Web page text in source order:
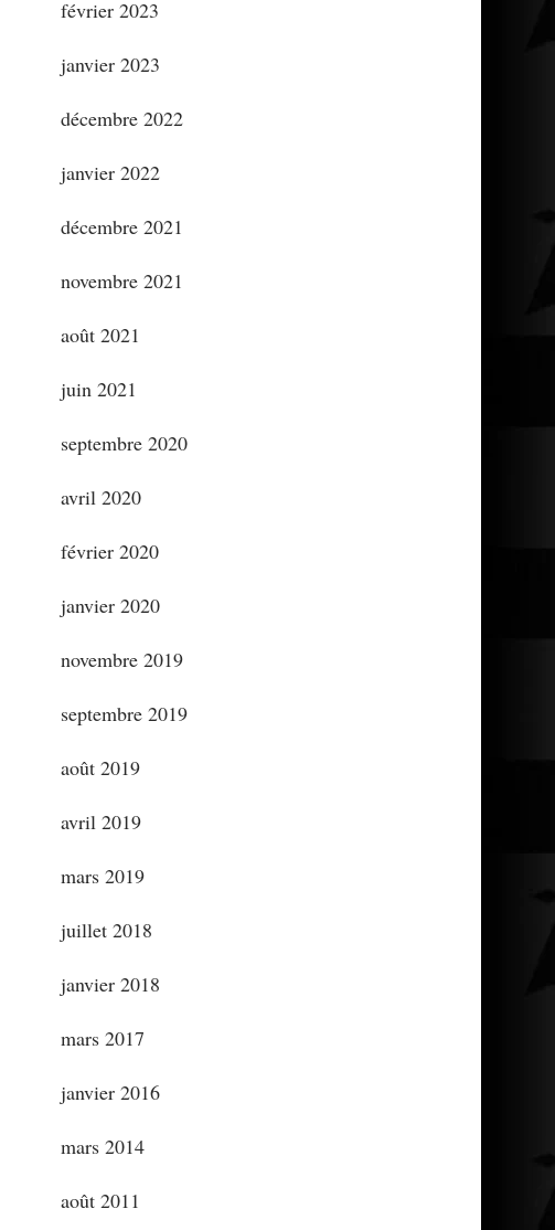
février 2023
janvier 2023
décembre 2022
janvier 2022
décembre 2021
novembre 2021
août 2021
juin 2021
septembre 2020
avril 2020
février 2020
janvier 2020
novembre 2019
septembre 2019
août 2019
avril 2019
mars 2019
juillet 2018
janvier 2018
mars 2017
janvier 2016
mars 2014
août 2011